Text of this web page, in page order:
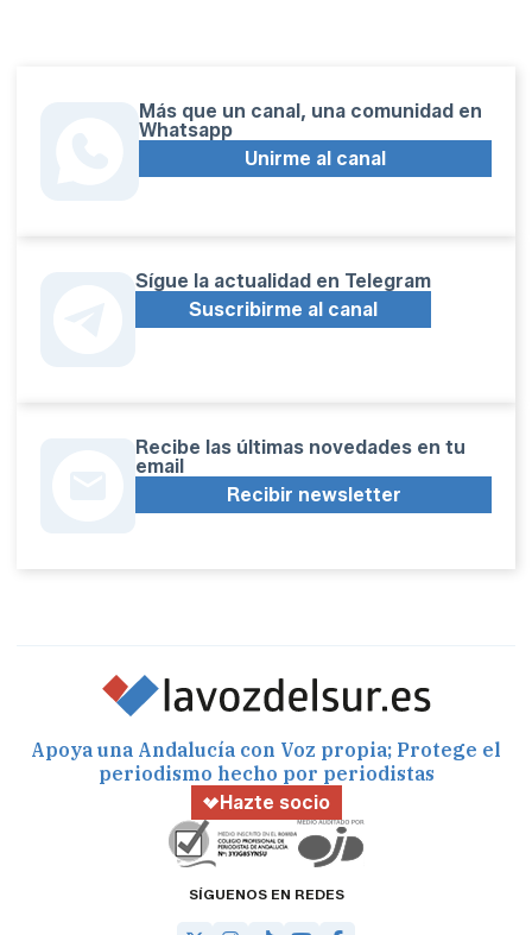
Más que un canal, una comunidad en
Whatsapp
Unirme al canal
Sígue la actualidad en Telegram
Suscribirme al canal
Recibe las últimas novedades en tu
email
Recibir newsletter
Apoya una Andalucía con Voz propia; Protege el
periodismo hecho por periodistas
Hazte socio
SÍGUENOS EN REDES